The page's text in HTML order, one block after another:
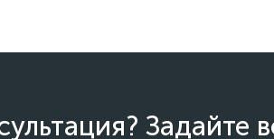
Задайте